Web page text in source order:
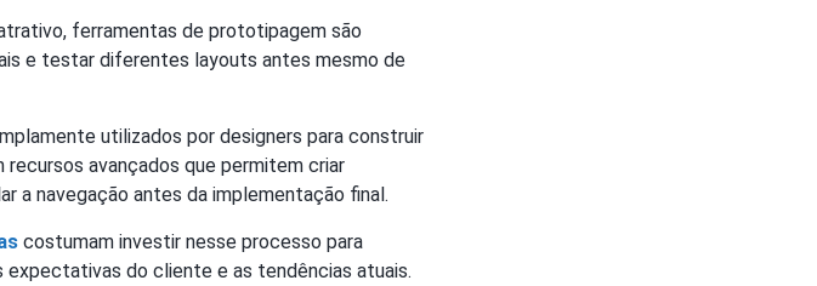
ferramentas de prototipagem são
e testar diferentes layouts antes mesmo de
utilizados por designers para construir
avançados que permitem criar
a navegação antes da implementação final.
costumam investir nesse processo para
expectativas do cliente e as tendências atuais.